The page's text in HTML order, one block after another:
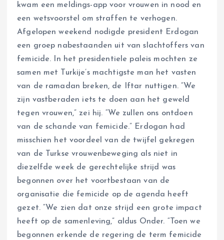
kwam een meldings-app voor vrouwen in nood en
een wetsvoorstel om straffen te verhogen.
Afgelopen weekend nodigde president Erdogan
een groep nabestaanden uit van slachtoffers van
femicide. In het presidentiele paleis mochten ze
samen met Turkije’s machtigste man het vasten
van de ramadan breken, de Iftar nuttigen. “We
zijn vastberaden iets te doen aan het geweld
tegen vrouwen,” zei hij. “We zullen ons ontdoen
van de schande van femicide.” Erdogan had
misschien het voordeel van de twijfel gekregen
van de Turkse vrouwenbeweging als niet in
diezelfde week de gerechtelijke strijd was
begonnen over het voortbestaan van de
organisatie die femicide op de agenda heeft
gezet. “We zien dat onze strijd een grote impact
heeft op de samenleving,” aldus Onder. “Toen we
begonnen erkende de regering de term femicide